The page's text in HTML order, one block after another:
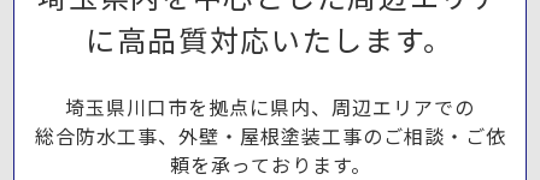
に高品質対応いたします。
埼玉県川口市を拠点に県内、周辺エリアでの
総合防水工事、外壁・屋根塗装工事のご相談・ご依
頼を承っております。